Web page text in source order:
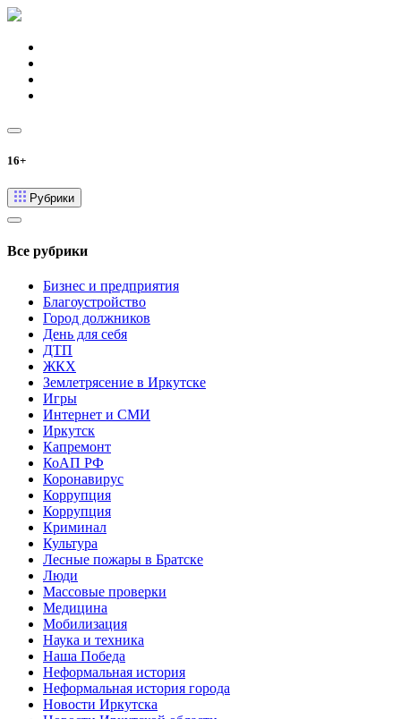
16+
Рубрики
Все рубрики
Бизнес и предприятия
Благоустройство
Город должников
День для себя
ДТП
ЖКХ
Землетрясение в Иркутске
Игры
Интернет и СМИ
Иркутск
Капремонт
КоАП РФ
Коронавирус
Коррупция
Коррупция
Криминал
Культура
Лесные пожары в Братске
Люди
Массовые проверки
Медицина
Мобилизация
Наука и техника
Наша Победа
Неформальная история
Неформальная история города
Новости Иркутска